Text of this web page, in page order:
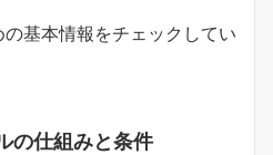
基本情報をチェックしてい
の仕組みと条件